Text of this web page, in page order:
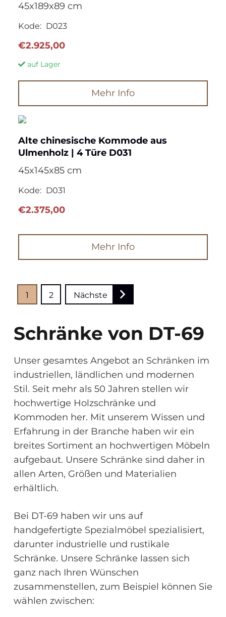
45x189x89 cm
Kode: D023
€2.925,00
auf Lager
Mehr Info
Alte chinesische Kommode aus
Ulmenholz | 4 Türe D031
45x145x85 cm
Kode: D031
€2.375,00
Mehr Info
Seitennummerierung
Beiträge
1 2 Nächste
Schränke von DT-69
Unser gesamtes Angebot an Schränken im
industriellen, ländlichen und modernen
Stil. Seit mehr als 50 Jahren stellen wir
hochwertige Holzschränke und
Kommoden her. Mit unserem Wissen und
Erfahrung in der Branche haben wir ein
breites Sortiment an hochwertigen Möbeln
aufgebaut. Unsere Schränke sind daher in
allen Arten, Größen und Materialien
erhältlich.
Bei DT-69 haben wir uns auf
handgefertigte Spezialmöbel spezialisiert,
darunter industrielle und rustikale
Schränke. Unsere Schränke lassen sich
ganz nach Ihren Wünschen
zusammenstellen, zum Beispiel können Sie
wählen zwischen: